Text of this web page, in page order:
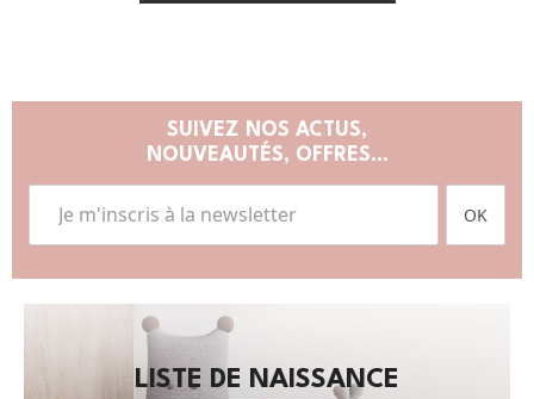
SUIVEZ NOS ACTUS,
NOUVEAUTÉS, OFFRES...
OK
LISTE DE NAISSANCE